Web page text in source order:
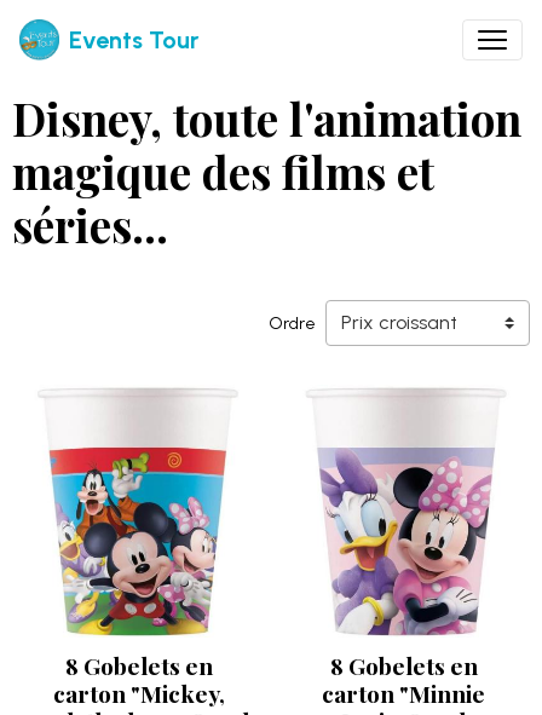
Events Tour
Disney, toute l'animation
magique des films et
séries...
Ordre
8 Gobelets en
carton "Mickey,
8 Gobelets en
carton "Minnie